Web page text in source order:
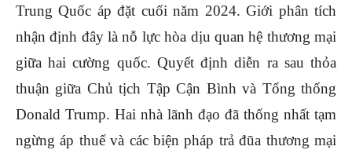
Trung Quốc áp đặt cuối năm 2024. Giới phân tích
nhận định đây là nỗ lực hòa dịu quan hệ thương mại
giữa hai cường quốc. Quyết định diễn ra sau thỏa
thuận giữa Chủ tịch Tập Cận Bình và Tổng thống
Donald Trump. Hai nhà lãnh đạo đã thống nhất tạm
ngừng áp thuế và các biện pháp trả đũa thương mại